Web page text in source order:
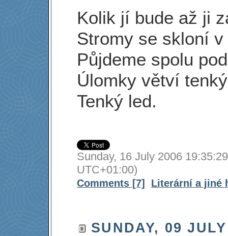
Kolik jí bude až ji
Stromy se skloní
Půjdeme spolu
Úlomky větví
Tenký led.
Sunday, 16 July 2006
UTC+01:00)
Comments [7] Literární a jiné
SUNDAY, 09